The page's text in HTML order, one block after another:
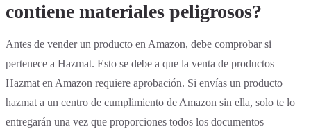
contiene materiales peligrosos?
Antes de vender un producto en Amazon, debe comprobar si
pertenece a Hazmat. Esto se debe a que la venta de productos
Hazmat en Amazon requiere aprobación. Si envías un producto
hazmat a un centro de cumplimiento de Amazon sin ella, solo te lo
entregarán una vez que proporciones todos los documentos